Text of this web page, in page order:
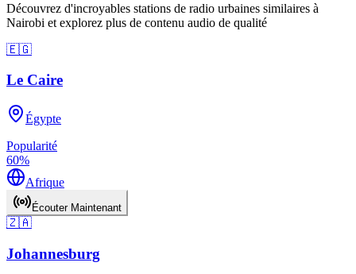
Découvrez d'incroyables stations de radio urbaines similaires à
Nairobi et explorez plus de contenu audio de qualité
🇪🇬
Le Caire
Égypte
Popularité
60%
Afrique
Écouter Maintenant
🇿🇦
Johannesburg